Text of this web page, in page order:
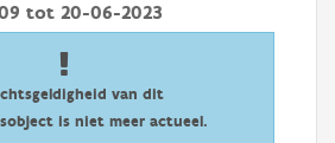
tot 20-06-2023
van dit
is niet meer actueel.